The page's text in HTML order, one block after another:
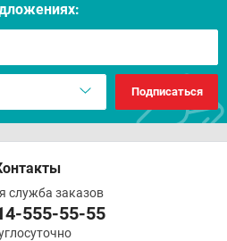
Подписаться
служба заказов
555-55-55